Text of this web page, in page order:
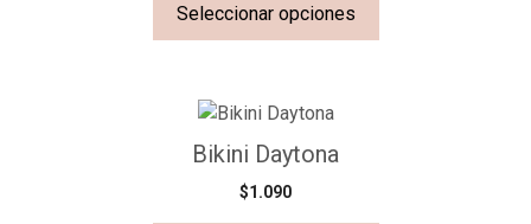
Seleccionar opciones
Bikini Daytona
$1.090